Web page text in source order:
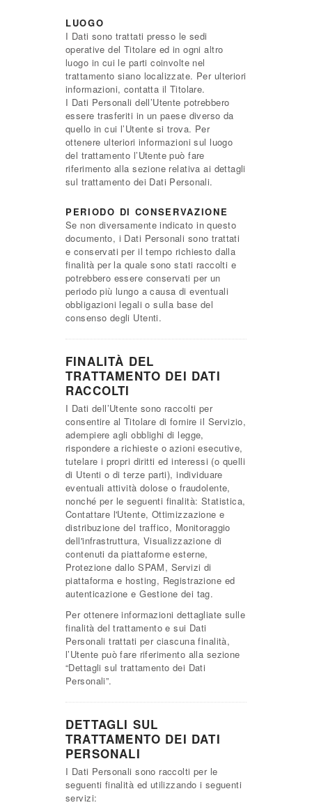
LUOGO
I Dati sono trattati presso le sedi
operative del Titolare ed in ogni altro
luogo in cui le parti coinvolte nel
trattamento siano localizzate. Per ulteriori
informazioni, contatta il Titolare.
I Dati Personali dell’Utente potrebbero
essere trasferiti in un paese diverso da
quello in cui l’Utente si trova. Per
ottenere ulteriori informazioni sul luogo
del trattamento l’Utente può fare
riferimento alla sezione relativa ai dettagli
sul trattamento dei Dati Personali.
PERIODO DI CONSERVAZIONE
Se non diversamente indicato in questo
documento, i Dati Personali sono trattati
e conservati per il tempo richiesto dalla
finalità per la quale sono stati raccolti e
potrebbero essere conservati per un
periodo più lungo a causa di eventuali
obbligazioni legali o sulla base del
consenso degli Utenti.
FINALITÀ DEL
TRATTAMENTO DEI DATI
RACCOLTI
I Dati dell’Utente sono raccolti per
consentire al Titolare di fornire il Servizio,
adempiere agli obblighi di legge,
rispondere a richieste o azioni esecutive,
tutelare i propri diritti ed interessi (o quelli
di Utenti o di terze parti), individuare
eventuali attività dolose o fraudolente,
nonché per le seguenti finalità: Statistica,
Contattare l'Utente, Ottimizzazione e
distribuzione del traffico, Monitoraggio
dell'infrastruttura, Visualizzazione di
contenuti da piattaforme esterne,
Protezione dallo SPAM, Servizi di
piattaforma e hosting, Registrazione ed
autenticazione e Gestione dei tag.
Per ottenere informazioni dettagliate sulle
finalità del trattamento e sui Dati
Personali trattati per ciascuna finalità,
l’Utente può fare riferimento alla sezione
“Dettagli sul trattamento dei Dati
Personali”.
DETTAGLI SUL
TRATTAMENTO DEI DATI
PERSONALI
I Dati Personali sono raccolti per le
seguenti finalità ed utilizzando i seguenti
servizi: